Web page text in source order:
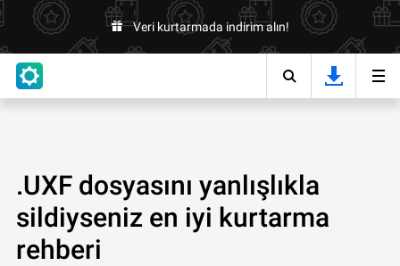
Veri kurtarmada indirim alın!
.UXF dosyasını yanlışlıkla
sildiyseniz en iyi kurtarma
rehberi